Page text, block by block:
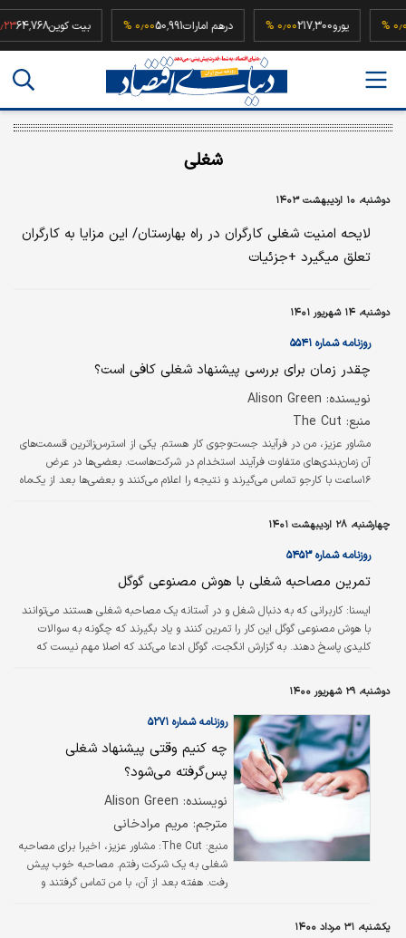
۰٫۰۰ % یورو217,300 ۰٫۰۰ % درهم امارات50,991 ۰٫۰۰ % بیت کوین
شغلی
دوشنبه، ۱۰ اردیبهشت ۱۴۰۳
لایحه امنیت شغلی کارگران در راه بهارستان/ این مزایا به کارگران
تعلق میگیرد +جزئیات
دوشنبه، ۱۴ شهریور ۱۴۰۱
روزنامه شماره ۵۵۴۱
چقدر زمان برای بررسی پیشنهاد شغلی کافی است؟
نویسنده: Alison Green
منبع: The Cut
مشاور عزیز، من در فرآیند جست‌وجوی کار هستم. یکی از استرس‌‌‌زاترین قسمت‌‌‌های
آن زمان‌بندی‌‌‌های متفاوت فرآیند استخدام در شرکت‌هاست. بعضی‌‌‌ها در عرض
۱۶ساعت با کارجو تماس می‌‌‌گیرند و نتیجه را اعلام می‌کنند و بعضی‌‌‌ها بعد از یک‌ماه
را در اختیار کارجو می‌‌‌گذارند، این خیلی کمک می‌کند. اما در بقیه شرکت‌ها اصلا
نمی‌‌‌دانی آیا قرار است بعد از یک‌ماه یا سه‌ماه استخدامت کنند یا نه. می‌ترسم مجبور
شوم منتظر…
چهارشنبه، ۲۸ اردیبهشت ۱۴۰۱
روزنامه شماره ۵۴۵۳
تمرین مصاحبه شغلی با هوش مصنوعی گوگل
ايسنا: کاربرانی که به دنبال شغل و در آستانه یک مصاحبه شغلی هستند می‌توانند
با هوش مصنوعی گوگل این کار را تمرین کنند و یاد بگیرند که چگونه به سوالات
کلیدی پاسخ دهند. به گزارش انگجت، گوگل ادعا می‌کند که اصلا مهم نیست که
که الگوریتم‌های هوش مصنوعی آن می‌توانند شما را برای یک مصاحبه شغلی آماده
Warmup) را راه‌اندازی کرده است که از هوش مصنوعی برای کمک به آماده…
دوشنبه، ۲۹ شهریور ۱۴۰۰
روزنامه شماره ۵۲۷۱
چه کنیم وقتی پیشنهاد شغلی
پس‌گرفته می‌شود؟
نویسنده: Alison Green
مترجم: مریم مرادخانی
منبع: The Cut:
مشاور عزیز، اخیرا برای مصاحبه
شغلی به یک شرکت رفتم. مصاحبه خوب پیش
رفت. هفته بعد از آن، با من تماس گرفتند و
یکشنبه، ۳۱ مرداد ۱۴۰۰